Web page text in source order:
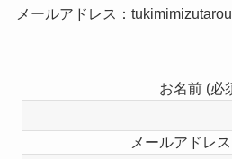
メールアドレス：
お名前 (必
メールアドレ